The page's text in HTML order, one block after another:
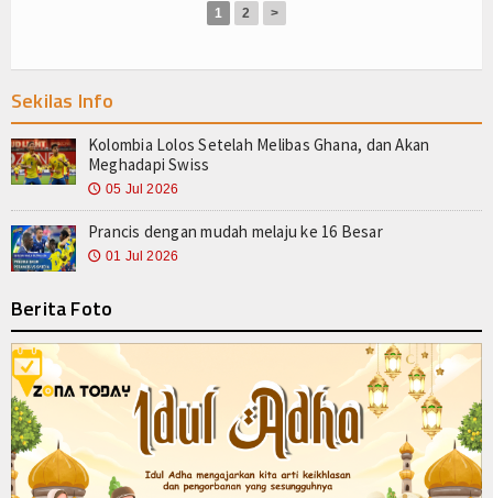
1 2 >
Sekilas Info
Kolombia Lolos Setelah Melibas Ghana, dan Akan
Meghadapi Swiss
🕔 05 Jul 2026
Prancis dengan mudah melaju ke 16 Besar
🕔 01 Jul 2026
Berita Foto